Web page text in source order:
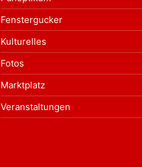
Fenstergucker
Kulturelles
Fotos
Marktplatz
Veranstaltungen